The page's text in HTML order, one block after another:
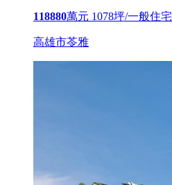
118880萬元 1078坪/一般住宅
高雄市苓雅